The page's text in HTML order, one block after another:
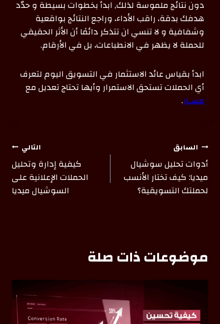
دون نتائج ملموسة لذلك, ابدأ بخطوات بسيطة و حدّد
هدفك بدقة، راقب الأداء، وراجع النتائج بواقعية
وشفافية و لا تنسي ان تتذكر دائمًا أن الأثر الحقيقي
للحملة لا يظهر في الانطباعات، بل في الأرقام.
ابدأ بقياس عائد الاستثمار في التسويق اليوم لتعرف
أي الحملات تستحق الاستمرار وأيها تحتاج تعديل مع
مسـار.
السابق
أدوات تحليل سوشيال
ميديا: كيف تختار الأنسب
لحملتك التسويقية؟
التالي
كيفية إدارة وتحليل
الحملات الإعلانية على
السوشيال ميديا
موضوعات ذات صلة